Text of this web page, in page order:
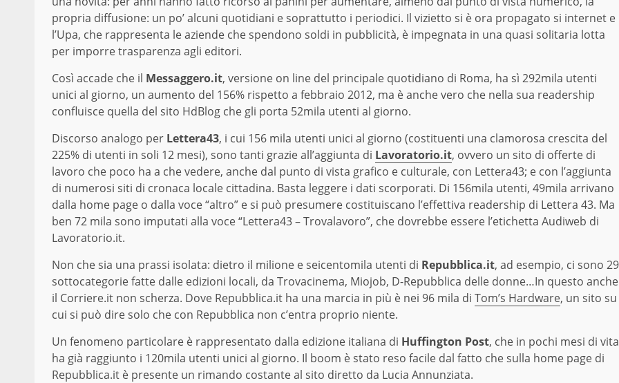
propria diffusione: un po’ alcuni quotidiani e soprattutto i periodici. Il vizietto si è ora propagato si internet e
l’Upa, che rappresenta le aziende che spendono soldi in pubblicità, è impegnata in una quasi solitaria lotta
per imporre trasparenza agli editori.
Così accade che il Messaggero.it, versione on line del principale quotidiano di Roma, ha sì 292mila utenti
unici al giorno, un aumento del 156% rispetto a febbraio 2012, ma è anche vero che nella sua readership
confluisce quella del sito HdBlog che gli porta 52mila utenti al giorno.
Discorso analogo per Lettera43, i cui 156 mila utenti unici al giorno (costituenti una clamorosa crescita del
225% di utenti in soli 12 mesi), sono tanti grazie all’aggiunta di Lavoratorio.it, ovvero un sito di offerte di
lavoro che poco ha a che vedere, anche dal punto di vista grafico e culturale, con Lettera43; e con l’aggiunta
di numerosi siti di cronaca locale cittadina. Basta leggere i dati scorporati. Di 156mila utenti, 49mila arrivano
dalla home page o dalla voce “altro” e si può presumere costituiscano l’effettiva readership di Lettera 43. Ma
ben 72 mila sono imputati alla voce “Lettera43 – Trovalavoro”, che dovrebbe essere l’etichetta Audiweb di
Lavoratorio.it.
Non che sia una prassi isolata: dietro il milione e seicentomila utenti di Repubblica.it, ad esempio, ci sono 29
sottocategorie fatte dalle edizioni locali, da Trovacinema, Miojob, D-Repubblica delle donne…In questo anche
il Corriere.it non scherza. Dove Repubblica.it ha una marcia in più è nei 96 mila di Tom’s Hardware, un sito su
cui si può dire solo che con Repubblica non c’entra proprio niente.
Un fenomeno particolare è rappresentato dalla edizione italiana di Huffington Post, che in pochi mesi di vita
ha già raggiunto i 120mila utenti unici al giorno. Il boom è stato reso facile dal fatto che sulla home page di
Repubblica.it è presente un rimando costante al sito diretto da Lucia Annunziata.